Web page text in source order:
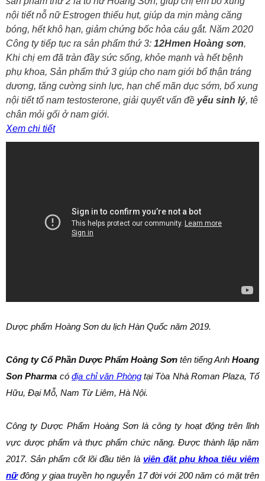
nội tiết nỗ nữ Estrogen thiếu hụt, giúp da mịn màng căng
bóng, hết khô hạn, giảm chứng bốc hỏa cáu gắt. Năm 2020
Công ty tiếp tục ra sản phẩm thứ 3: 12Hmen Hoàng sơn,
Khi chị em đã tràn đầy sức sống, khỏe mạnh và hết bệnh
phụ khoa, Sản phẩm thứ 3 giúp cho nam giới bổ thận tráng
dương, tăng cường sinh lực, hạn chế mãn dục sớm, bổ xung
nội tiết tố nam testosterone, giải quyết vấn đề yếu sinh lý, tê
chân mỏi gối ở nam giới.
Xem chi tiết
Dược phẩm Hoàng Sơn du lịch Hàn Quốc năm 2019.
Công ty Cổ Phần Dược Phẩm Hoàng Sơn tên tiếng Anh Hoang
Son Pharma cóđịa chỉ văn Phòngtại Tòa Nhà Roman Plaza, Tố
Hữu, Đại Mỗ, Nam Từ Liêm, Hà Nội.
Công ty Dược Phẩm Hoàng Sơn là công ty hoạt động trên lĩnh
vực dược phẩm và thực phẩm chức năng. Được thành lập năm
2017. Sản phẩm cốt lõi đầu tiên là viên đặt phụ khoa tiêu viêm
nữ đông y giaa truyền họ nguyễn 17 đời với 200 năm có mặt trên